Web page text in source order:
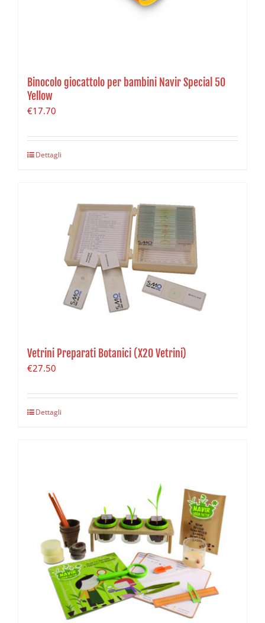
Binocolo giocattolo per bambini Navir Special 50
Yellow
€17.70
Dettagli
Vetrini Preparati Botanici (X20 Vetrini)
€27.50
Dettagli